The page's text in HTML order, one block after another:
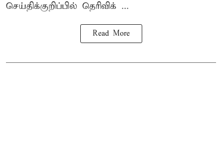
செய்திக்குறிப்பில் தெரிவிக் ...
Read More